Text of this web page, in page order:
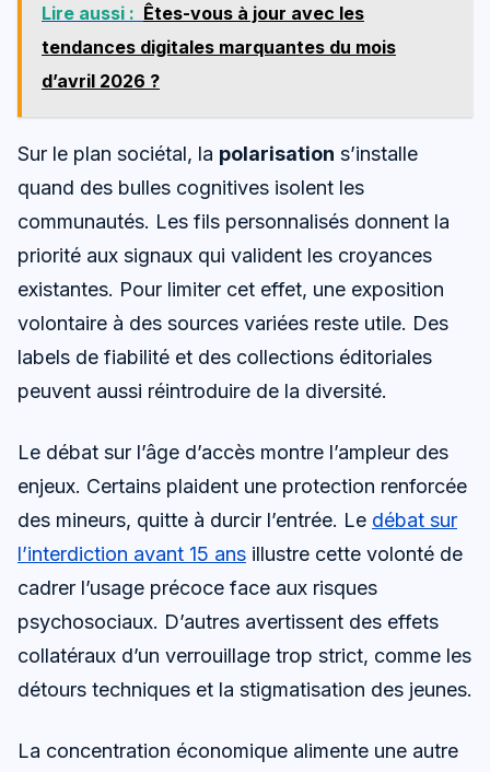
Lire aussi : Êtes-vous à jour avec les
tendances digitales marquantes du mois
d’avril 2026 ?
Sur le plan sociétal, la polarisation s’installe
quand des bulles cognitives isolent les
communautés. Les fils personnalisés donnent la
priorité aux signaux qui valident les croyances
existantes. Pour limiter cet effet, une exposition
volontaire à des sources variées reste utile. Des
labels de fiabilité et des collections éditoriales
peuvent aussi réintroduire de la diversité.
Le débat sur l’âge d’accès montre l’ampleur des
enjeux. Certains plaident une protection renforcée
des mineurs, quitte à durcir l’entrée. Le débat sur
l’interdiction avant 15 ans illustre cette volonté de
cadrer l’usage précoce face aux risques
psychosociaux. D’autres avertissent des effets
collatéraux d’un verrouillage trop strict, comme les
détours techniques et la stigmatisation des jeunes.
La concentration économique alimente une autre